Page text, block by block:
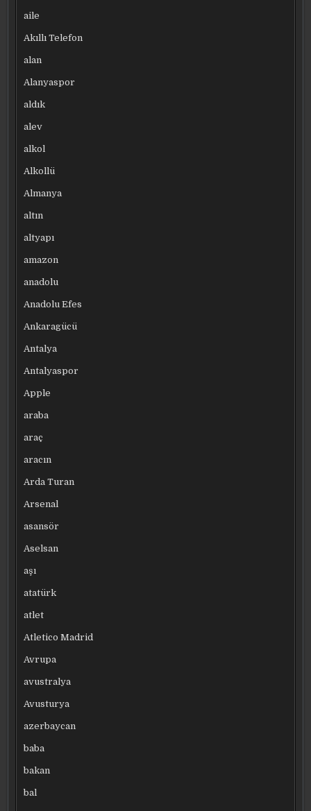
aile
Akıllı Telefon
alan
Alanyaspor
aldık
alev
alkol
Alkollü
Almanya
altın
altyapı
amazon
anadolu
Anadolu Efes
Ankaragücü
Antalya
Antalyaspor
Apple
araba
araç
aracın
Arda Turan
Arsenal
asansör
Aselsan
aşı
atatürk
atlet
Atletico Madrid
Avrupa
avustralya
Avusturya
azerbaycan
baba
bakan
bal